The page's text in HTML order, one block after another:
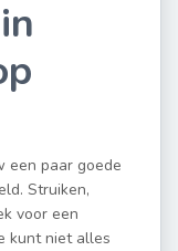
een paar goede
Struiken,
voor een
kunt niet alles